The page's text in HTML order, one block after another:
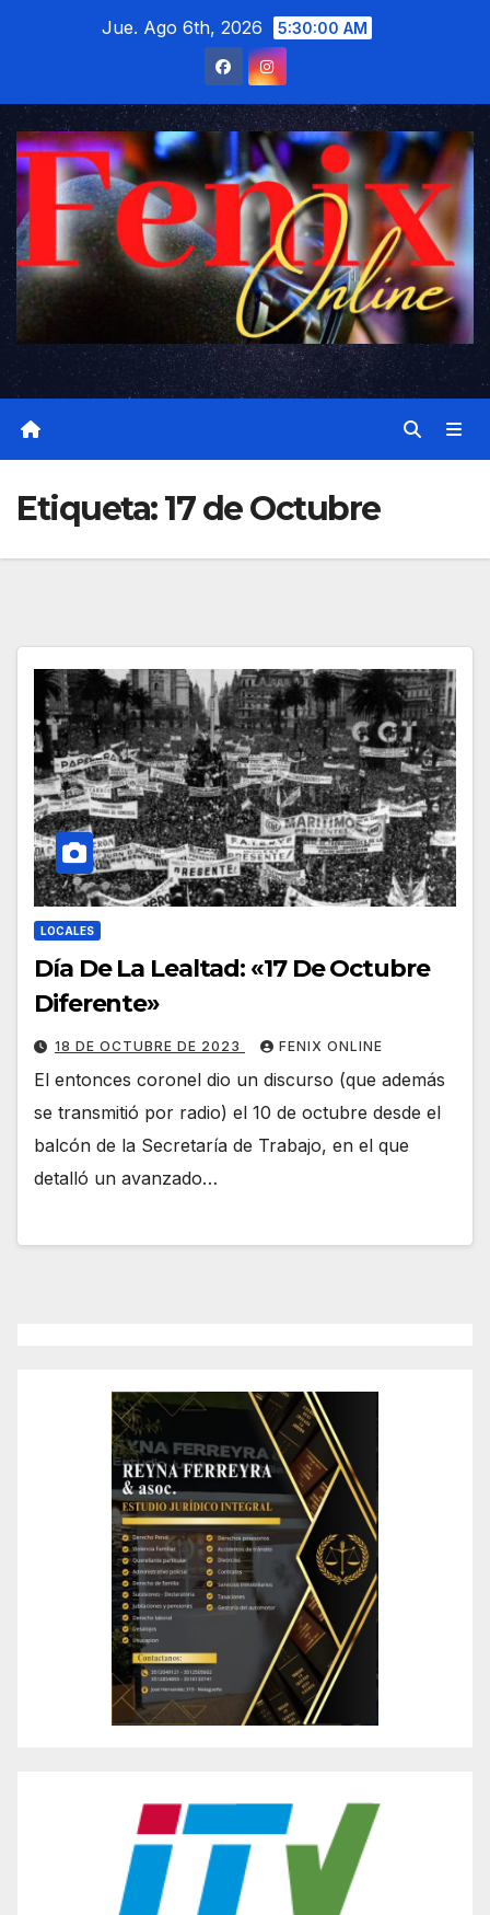
Jue. Ago 6th, 2026 5:30:01 AM
Etiqueta:17 de Octubre
LOCALES
Día De La Lealtad: «17 De Octubre
Diferente»
18 DE OCTUBRE DE 2023 FENIX ONLINE
El entonces coronel dio un discurso (que además
se transmitió por radio) el 10 de octubre desde el
balcón de la Secretaría de Trabajo, en el que
detalló un avanzado…